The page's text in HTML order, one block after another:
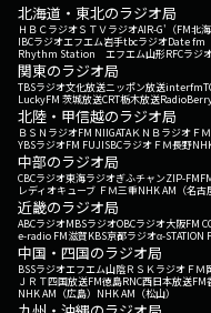
北海道・東北のラジオ局
ＨＢＣラジオＳＴＶラジオAIR-G'（FM北海
IBCラジオエフエム岩手tbcラジオDate fm
Rhythm Station エフエム山形RFCラジ
関東のラジオ局
TBSラジオ文化放送ニッポン放送interfm
LuckyFM 茨城放送CRT栃木放送
北陸・甲信越のラジオ局
ＢＳＮラジオFM NIIGATAＫＮＢラジオ Ｆ
YBSラジオFM FUJISBCラジオ ＦＭ長野
中部のラジオ局
CBCラジオ東海ラジオぎふチャンZIP-FM
レディオキューブ ＦＭ三重NHK AM（名古
近畿のラジオ局
ABCラジオMBSラジオOBCラジオ大阪FM
e-radio FM滋賀KBS京都ラジオα-STATION
中国・四国のラジオ局
BSSラジオエフエム山陰ＲＳＫラジオ ＦＭ
ＪＲＴ四国放送FM徳島RNC西日本放送FM
NHK AM（広島） NHK AM（松山）